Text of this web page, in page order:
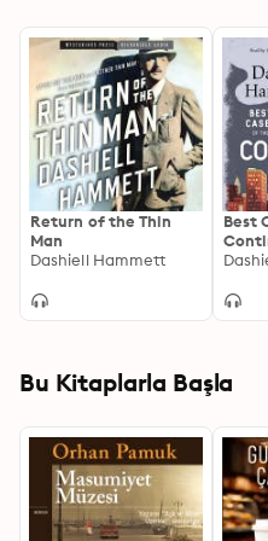
Return of the Thin
Man
Dashiell Hammett
Best
Bu Kitaplarla Başla